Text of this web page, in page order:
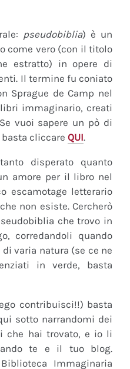
pseudobiblia) è un
come vero (con il titolo
estratto) in opere di
Il termine fu coniato
Sprague de Camp nel
immaginario, creati
vuoi sapere un pò di
cliccare QUI.
disperato quanto
amore per il libro nel
escamotage letterario
non esiste. Cercherò
che trovo in
corredandoli quando
varia natura (se ce ne
in verde, basta
contribuisci!!) basta
sotto narrandomi dei
che hai trovato, e io li
te e il tuo blog.
Immaginaria